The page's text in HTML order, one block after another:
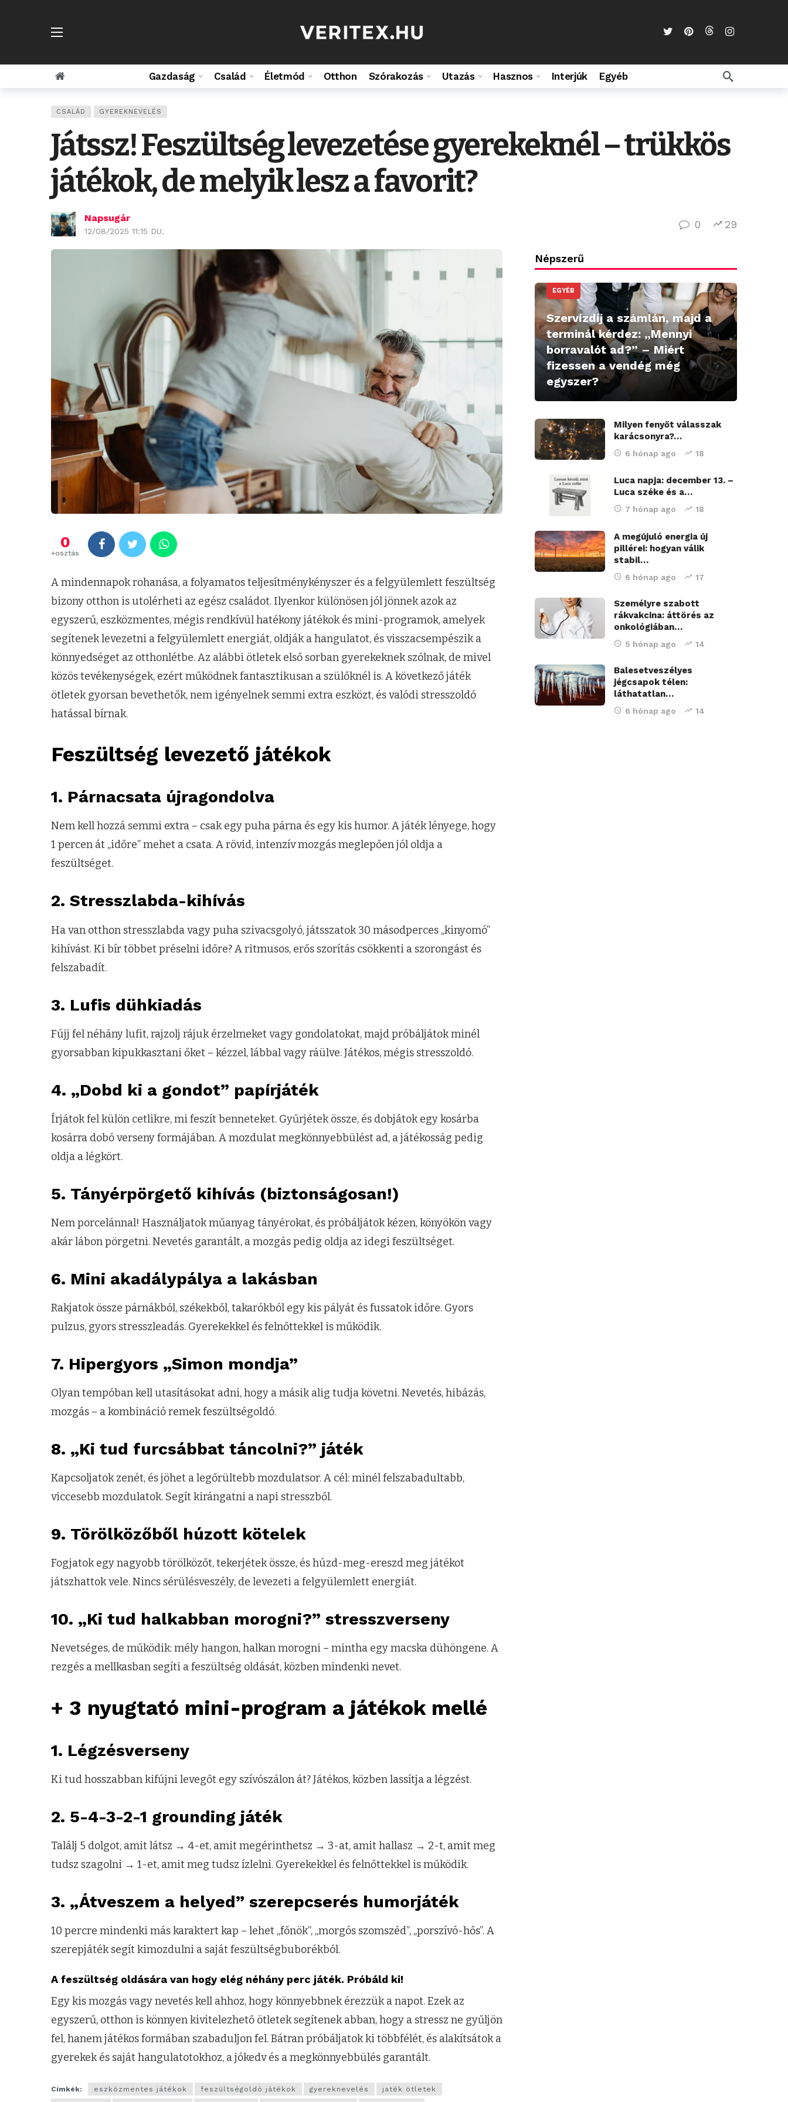
Gazdaság Család Életmód Otthon Szórakozás Utazás Hasznos Interjúk Egyéb
CSALÁD GYEREKNEVELÉS
Játssz! Feszültség levezetése gyerekeknél – trükkös
játékok, de melyik lesz a favorit?
Napsugár
12/08/2025 11:15 DU.
0 29
0
+osztás
A mindennapok rohanása, a folyamatos teljesítménykényszer és a felgyülemlett feszültség
bizony otthon is utolérheti az egész családot. Ilyenkor különösen jól jönnek azok az
egyszerű, eszközmentes, mégis rendkívül hatékony játékok és mini-programok, amelyek
segítenek levezetni a felgyülemlett energiát, oldják a hangulatot, és visszacsempészik a
könnyedséget az otthonlétbe. Az alábbi ötletek első sorban gyerekeknek szólnak, de mivel
közös tevékenységek, ezért működnek fantasztikusan a szülőknél is. A következő játék
ötletek gyorsan bevethetők, nem igényelnek semmi extra eszközt, és valódi stresszoldó
hatással bírnak.
Feszültség levezető játékok
1. Párnacsata újragondolva
Nem kell hozzá semmi extra – csak egy puha párna és egy kis humor. A játék lényege, hogy
1 percen át „időre” mehet a csata. A rövid, intenzív mozgás meglepően jól oldja a
feszültséget.
2. Stresszlabda-kihívás
Ha van otthon stresszlabda vagy puha szivacsgolyó, játsszatok 30 másodperces „kinyomó”
kihívást. Ki bír többet préselni időre? A ritmusos, erős szorítás csökkenti a szorongást és
felszabadít.
3. Lufis dühkiadás
Fújj fel néhány lufit, rajzolj rájuk érzelmeket vagy gondolatokat, majd próbáljátok minél
gyorsabban kipukkasztani őket – kézzel, lábbal vagy ráülve. Játékos, mégis stresszoldó.
4. „Dobd ki a gondot” papírjáték
Írjátok fel külön cetlikre, mi feszít benneteket. Gyűrjétek össze, és dobjátok egy kosárba
kosárra dobó verseny formájában. A mozdulat megkönnyebbülést ad, a játékosság pedig
oldja a légkört.
5. Tányérpörgető kihívás (biztonságosan!)
Nem porcelánnal! Használjatok műanyag tányérokat, és próbáljátok kézen, könyökön vagy
akár lábon pörgetni. Nevetés garantált, a mozgás pedig oldja az idegi feszültséget.
6. Mini akadálypálya a lakásban
Rakjatok össze párnákból, székekből, takarókból egy kis pályát és fussatok időre. Gyors
pulzus, gyors stresszleadás. Gyerekekkel és felnőttekkel is működik.
7. Hipergyors „Simon mondja”
Olyan tempóban kell utasításokat adni, hogy a másik alig tudja követni. Nevetés, hibázás,
mozgás – a kombináció remek feszültségoldó.
8. „Ki tud furcsábbat táncolni?” játék
Kapcsoljatok zenét, és jöhet a legőrültebb mozdulatsor. A cél: minél felszabadultabb,
viccesebb mozdulatok. Segít kirángatni a napi stresszből.
9. Törölközőből húzott kötelek
Fogjatok egy nagyobb törölközőt, tekerjétek össze, és húzd-meg-ereszd meg játékot
játszhattok vele. Nincs sérülésveszély, de levezeti a felgyülemlett energiát.
10. „Ki tud halkabban morogni?” stresszverseny
Nevetséges, de működik: mély hangon, halkan morogni – mintha egy macska dühöngene. A
rezgés a mellkasban segíti a feszültség oldását, közben mindenki nevet.
+ 3 nyugtató mini-program a játékok mellé
1. Légzésverseny
Ki tud hosszabban kifújni levegőt egy szívószálon át? Játékos, közben lassítja a légzést.
2. 5-4-3-2-1 grounding játék
Találj 5 dolgot, amit látsz → 4-et, amit megérinthetsz → 3-at, amit hallasz → 2-t, amit meg
tudsz szagolni → 1-et, amit meg tudsz ízlelni. Gyerekekkel és felnőttekkel is működik.
3. „Átveszem a helyed” szerepcserés humorjáték
10 percre mindenki más karaktert kap – lehet „főnök”, „morgós szomszéd”, „porszívó-hős”. A
szerepjáték segít kimozdulni a saját feszültségbuborékból.
A feszültség oldására van hogy elég néhány perc játék. Próbáld ki!
Egy kis mozgás vagy nevetés kell ahhoz, hogy könnyebbnek érezzük a napot. Ezek az
egyszerű, otthon is könnyen kivitelezhető ötletek segítenek abban, hogy a stressz ne gyűljön
fel, hanem játékos formában szabaduljon fel. Bátran próbáljatok ki többfélét, és alakítsátok a
gyerekek és saját hangulatotokhoz, a jókedv és a megkönnyebbülés garantált.
Címkék: eszközmentes játékok feszültségoldó játékok gyereknevelés
jaték ötletek
Népszerű
EGYÉB
Szervízdíj a számlán, majd a
terminál kérdez: „Mennyi
borravalót ad?” – Miért
fizessen a vendég még
egyszer?
Milyen fenyőt válasszak
karácsonyra?…
6 hónap ago 18
Luca napja: december 13. –
Luca széke és a…
7 hónap ago 18
A megújuló energia új
pillérei: hogyan válik
stabil…
6 hónap ago 17
Személyre szabott
rákvakcina: áttörés az
onkológiában…
5 hónap ago 14
Balesetveszélyes
jégcsapok télen:
láthatatlan…
6 hónap ago 14